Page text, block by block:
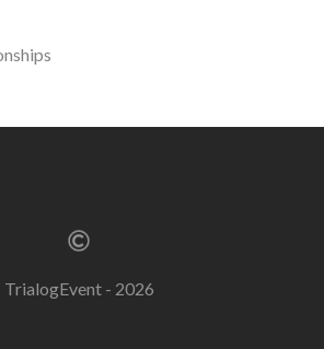
TrialogEvent - 2026